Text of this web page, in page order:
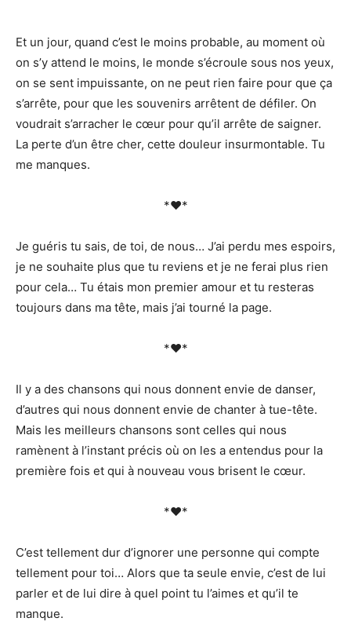
Et un jour, quand c’est le moins probable, au moment où
on s’y attend le moins, le monde s’écroule sous nos yeux,
on se sent impuissante, on ne peut rien faire pour que ça
s’arrête, pour que les souvenirs arrêtent de défiler. On
voudrait s’arracher le cœur pour qu’il arrête de saigner.
La perte d’un être cher, cette douleur insurmontable. Tu
me manques.
*♥*
Je guéris tu sais, de toi, de nous… J’ai perdu mes espoirs,
je ne souhaite plus que tu reviens et je ne ferai plus rien
pour cela… Tu étais mon premier amour et tu resteras
toujours dans ma tête, mais j’ai tourné la page.
*♥*
Il y a des chansons qui nous donnent envie de danser,
d’autres qui nous donnent envie de chanter à tue-tête.
Mais les meilleurs chansons sont celles qui nous
ramènent à l’instant précis où on les a entendus pour la
première fois et qui à nouveau vous brisent le cœur.
*♥*
C’est tellement dur d’ignorer une personne qui compte
tellement pour toi… Alors que ta seule envie, c’est de lui
parler et de lui dire à quel point tu l’aimes et qu’il te
manque.